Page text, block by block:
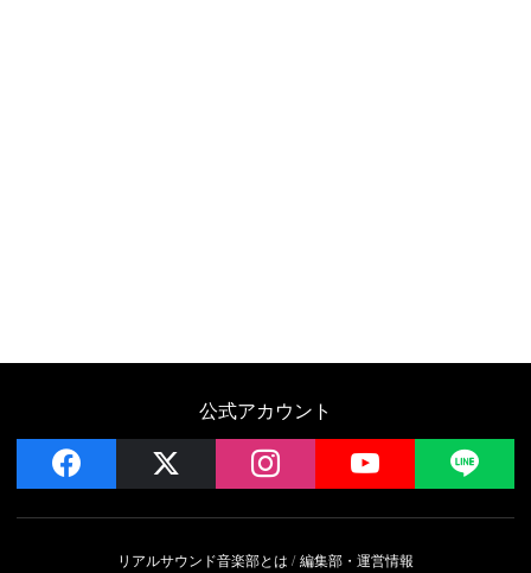
公式アカウント
facebook instagram YouTube
リアルサウンド音楽部とは 編集部・運営情報